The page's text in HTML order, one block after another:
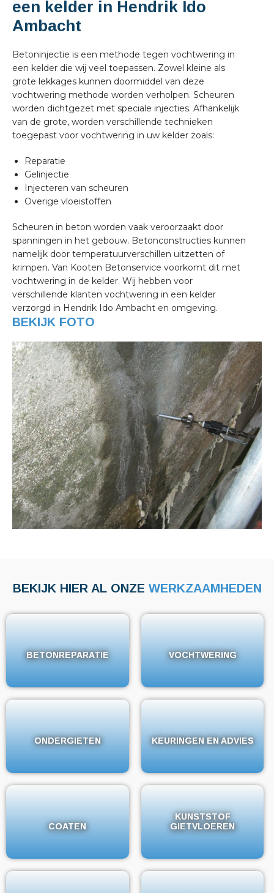
een kelder in Hendrik Ido
Ambacht
Betoninjectie is een methode tegen vochtwering in
een kelder die wij veel toepassen. Zowel kleine als
grote lekkages kunnen doormiddel van deze
vochtwering methode worden verholpen. Scheuren
worden dichtgezet met speciale injecties. Afhankelijk
van de grote, worden verschillende technieken
toegepast voor vochtwering in uw kelder zoals:
Reparatie
Gelinjectie
Injecteren van scheuren
Overige vloeistoffen
Scheuren in beton worden vaak veroorzaakt door
spanningen in het gebouw. Betonconstructies kunnen
namelijk door temperatuurverschillen uitzetten of
krimpen. Van Kooten Betonservice voorkomt dit met
vochtwering in de kelder. Wij hebben voor
verschillende klanten vochtwering in een kelder
verzorgd in Hendrik Ido Ambacht en omgeving.
BEKIJK FOTO
BEKIJK HIER AL ONZE WERKZAAMHEDEN
BETONREPARATIE
BETONREPARATIE VOCHTWERING
VOCHTWERING
ONDERGIETEN
ONDERGIETEN KEURINGEN EN ADVIES
KEURINGEN EN ADVIES
COATEN
COATEN
KUNSTSTOF
GIETVLOEREN
KUNSTSTOF
GIETVLOEREN